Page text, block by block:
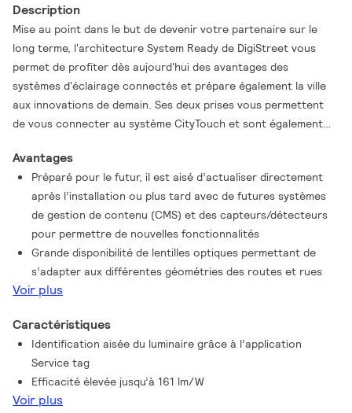
Description
Mise au point dans le but de devenir votre partenaire sur le
long terme, l'architecture System Ready de DigiStreet vous
permet de profiter dès aujourd'hui des avantages des
systèmes d'éclairage connectés et prépare également la ville
aux innovations de demain. Ses deux prises vous permettent
de vous connecter au système CityTouch et sont également
plus, chaque luminaire individuel est identifié individuellement
grâce à l'application Service tag. Il suffit de scanner un
code QR situé à l’intérieur de la porte du mât pour accéder
instantanément à la configuration du luminaire. Les opérations
de maintenance et de programmation sont ainsi plus rapides et
plus faciles, tout au long de la durée de vie du luminaire.
Digistreet est également équipé de recettes lumineuses qui
respectent l’écosystème des chauves-souris et préservent le
Avantages
Préparé pour le futur, il est aisé d’actualiser directement
après l’installation ou plus tard avec de futures systèmes
de gestion de contenu (CMS) et des capteurs/détecteurs
pour permettre de nouvelles fonctionnalités
Grande disponibilité de lentilles optiques permettant de
s’adapter aux différentes géométries des routes et rues
Voir plus
Caractéristiques
Identification aisée du luminaire grâce à l’application
Service tag
Efficacité élevée jusqu’à 161 lm/W
Voir plus